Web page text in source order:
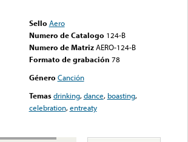
Sello Aero
Numero de Catalogo 124-B
Numero de Matriz AERO-124-B
Formato de grabación 78
Género Canción
Temas drinking,dance, boasting,
celebration,entreaty